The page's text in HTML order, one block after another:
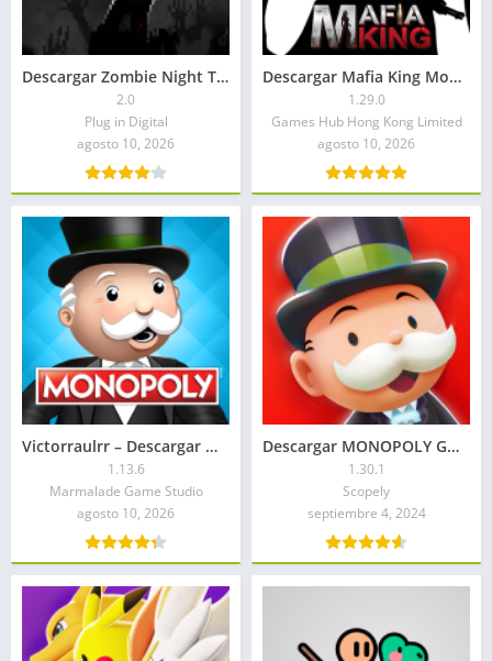
Descargar Zombie Night Terror APK 2026
2.0
Plug in Digital
agosto 10, 2026
Descargar Mafia King Mod APK 2026: Todo desbloqueado
1.29.0
Games Hub Hong Kong Limited
agosto 10, 2026
Victorraulrr – Descargar MONOPOLY APK 2026: Todo Desbloqueado
1.13.6
Marmalade Game Studio
agosto 10, 2026
Descargar MONOPOLY GO Mod APK 2026: Dinero Infinito
1.30.1
Scopely
septiembre 4, 2024